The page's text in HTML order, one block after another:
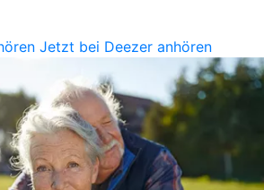
Jetzt bei Deezer anhören